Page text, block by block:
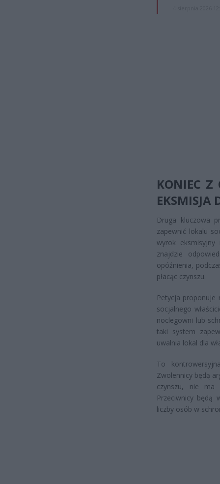
KONIEC Z
EKSMISJA
Druga kluczowa
zapewnić lokalu
wyrok
znajdzie
opóźnienia,
płacąc czynszu.
Petycja proponuje
socjalnego
noclegowni lub
taki system
uwalnia lokal dla
To
Zwolennicy będą
czynszu, nie ma
Przeciwnicy będą
liczby osób w